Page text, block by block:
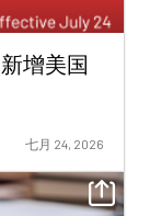
增美国
七月 24, 2026